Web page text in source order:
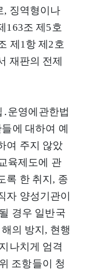
, 징역형이나
163조 제5호
제1항 제2호
재판의 전제
운영에관한법
에 대하여 예
여 주지 않았
육제도에 관
록 한 취지, 종
자 양성기관이
경우 일반국
의 방지, 현행
나치게 엄격
조항들이 청